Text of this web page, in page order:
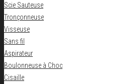
Scie Sauteuse
Tronçonneuse
Visseuse
Sans fil
Aspirateur
Boulonneuse à Choc
Cisaille